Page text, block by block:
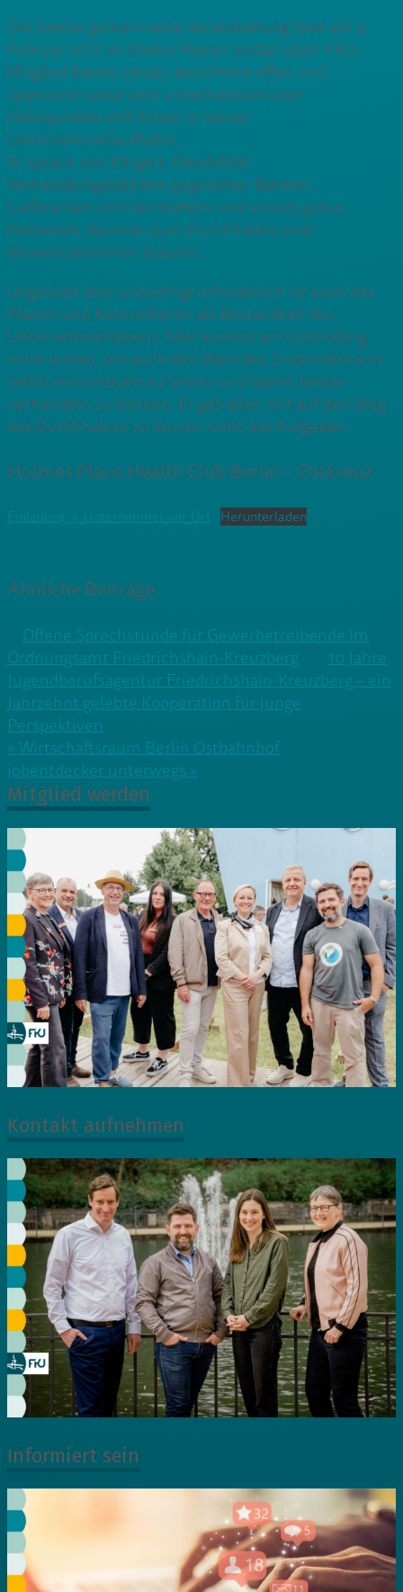
Die zweite gemeinsame Veranstaltung fand am 9.
Februar 2011 im Atelier Rainer Jordan statt. FKU-
Mitglied Rainer Jordan berichtete offen und
spannend sowie sehr unterhaltsam über
Höhepunkte und Krisen in seiner
Unternehmerlaufbahn.
Er sprach von Ehrgeiz, Flexibilität,
Verhandlungstaktiken gegenüber Banken,
Lieferanten und Vermietern und einem guten
Netzwerk, das man zum Durchhalten und
Vorwärtskommen braucht.
Ungeliebt aber unbedingt erforderlich ist auch das
Planen und Kontrollieren als Bestandteil des
Unternehmerlebens. Man kommt am Controlling
nicht vorbei, um auch den Wert des Unternehmens
selbst einschätzen zu lernen und damit besser
verhandeln zu können. Er gab allen mit auf den Weg
das Durchhalten zu lernen nicht das Aufgeben.
Holmes Place Health Club Berlin – Ostkreuz
Einladung_3_Unternehmer_vor_Ort Herunterladen
Ähnliche Beiträge
Offene Sprechstunde für Gewerbetreibende im
Ordnungsamt Friedrichshain-Kreuzberg
10 Jahre
Jugendberufsagentur Friedrichshain-Kreuzberg – ein
Jahrzehnt gelebte Kooperation für junge
Perspektiven
Beitragsnavigation
« Wirtschaftsraum Berlin Ostbahnhof
jobentdecker unterwegs »
Mitglied werden
Kontakt aufnehmen
Informiert sein